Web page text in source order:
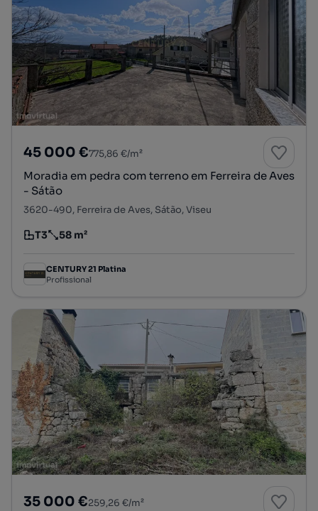
45 000 €775,86 €/m²
Moradia em pedra com terreno em Ferreira de Aves
- Sátão
3620-490, Ferreira de Aves, Sátão, Viseu
Tipologia
T3
Preço por metro quadrado
58 m²
CENTURY 21 Platina
Profissional
35 000 €259,26 €/m²